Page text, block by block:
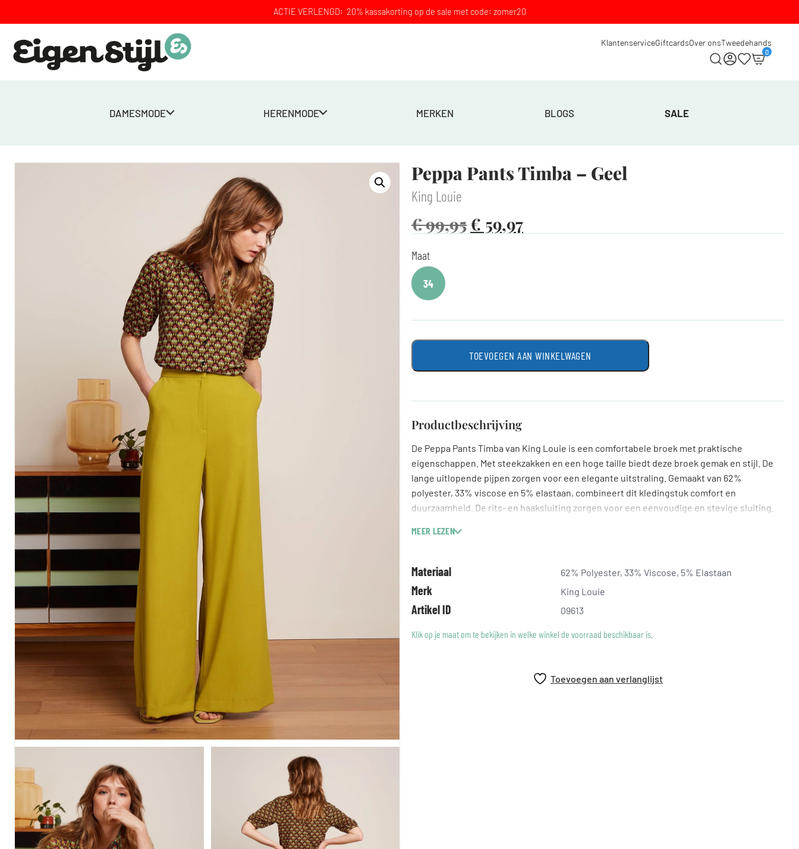
ACTIE VERLENGD: 20% kassakorting op de sale met code: zomer20
KlantenserviceGiftcardsOver onsTweedehands
0
DAMESMODE HERENMODE MERKEN BLOGS SALE
Peppa Pants Timba – Geel
King Louie
€99,95€ 59,97
Maat
34
TOEVOEGEN AAN WINKELWAGEN
Productbeschrijving
De Peppa Pants Timba van King Louie is een comfortabele broek met praktische
eigenschappen. Met steekzakken en een hoge taille biedt deze broek gemak en stijl. De
lange uitlopende pijpen zorgen voor een elegante uitstraling. Gemaakt van 62%
polyester, 33% viscose en 5% elastaan, combineert dit kledingstuk comfort en
duurzaamheid. De rits- en haaksluiting zorgen voor een eenvoudige en stevige sluiting.
Peppa Pants Timba een betrouwbare keuze is voor elke gelegenheid.
MEER LEZEN
Materiaal 62% Polyester, 33% Viscose, 5% Elastaan
Merk King Louie
Artikel ID 09613
Klik op je maat om te bekijken in welke winkel de voorraad beschikbaar is.
Toevoegen aan verlanglijst